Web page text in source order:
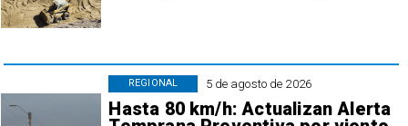
5 de agosto de 2026
Hasta 80 km/h: Actualizan Alerta
REGIONAL